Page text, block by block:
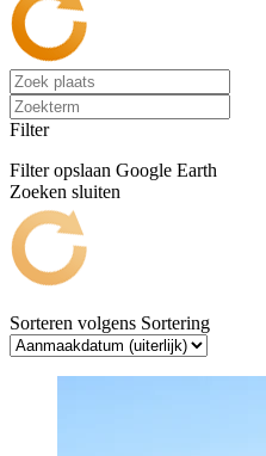
Filter
Filter opslaan Google Earth
Zoeken sluiten
Sorteren volgens Sortering